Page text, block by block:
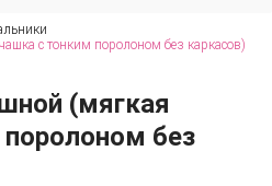
с тонким поролоном без каркасов)
(мягкая
без